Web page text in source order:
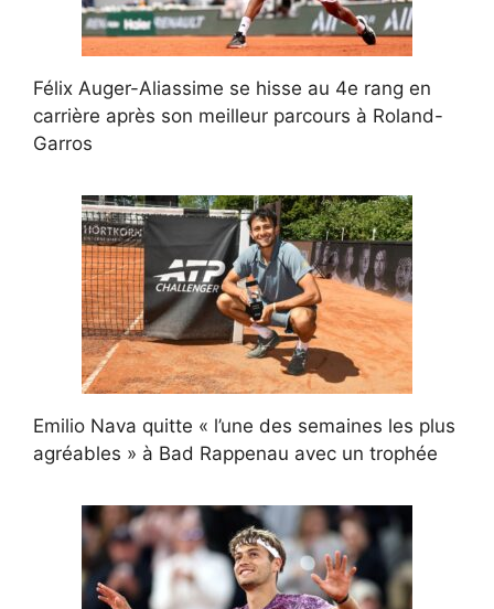
Félix Auger-Aliassime se hisse au 4e rang en
carrière après son meilleur parcours à Roland-
Garros
Emilio Nava quitte « l’une des semaines les plus
agréables » à Bad Rappenau avec un trophée